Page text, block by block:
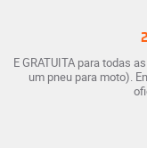
E GRATUITA para todas
um pneu para moto).